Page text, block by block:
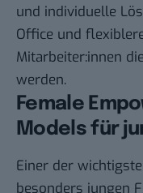
und individuelle
Office und
Mitarbeiter:innen
werden.
Female
Models für
Einer der
besonders jungen